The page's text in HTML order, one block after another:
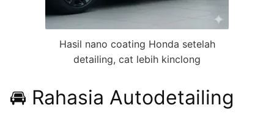
Hasil nano coating Honda setelah
detailing, cat lebih kinclong
🚘 Rahasia Autodetailing